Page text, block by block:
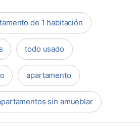
de 1 habitación
todo usado
apartamento
sin amueblar